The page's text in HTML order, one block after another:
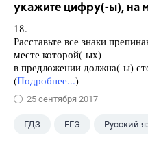
укажите цифру(-ы), на
18.
Расставьте все знаки
месте которой(-ых)
в предложении должна(-ы)
(Подробнее...)
25 сентября 2017
ГДЗ ЕГЭ Русский